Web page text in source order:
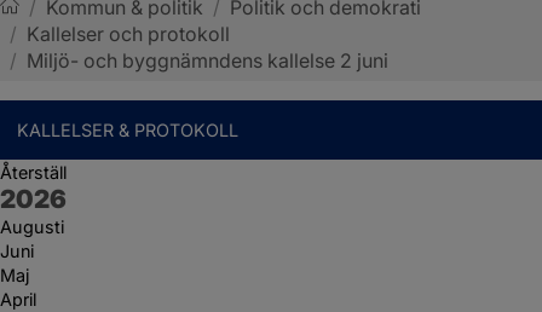
Sotenäs kommun
/ Kommun & politik / Politik och demokrati
/ Kallelser och protokoll
/ Miljö- och byggnämndens kallelse 2 juni
KALLELSER & PROTOKOLL
Återställ
År:
2026
Augusti
Juni
Maj
April